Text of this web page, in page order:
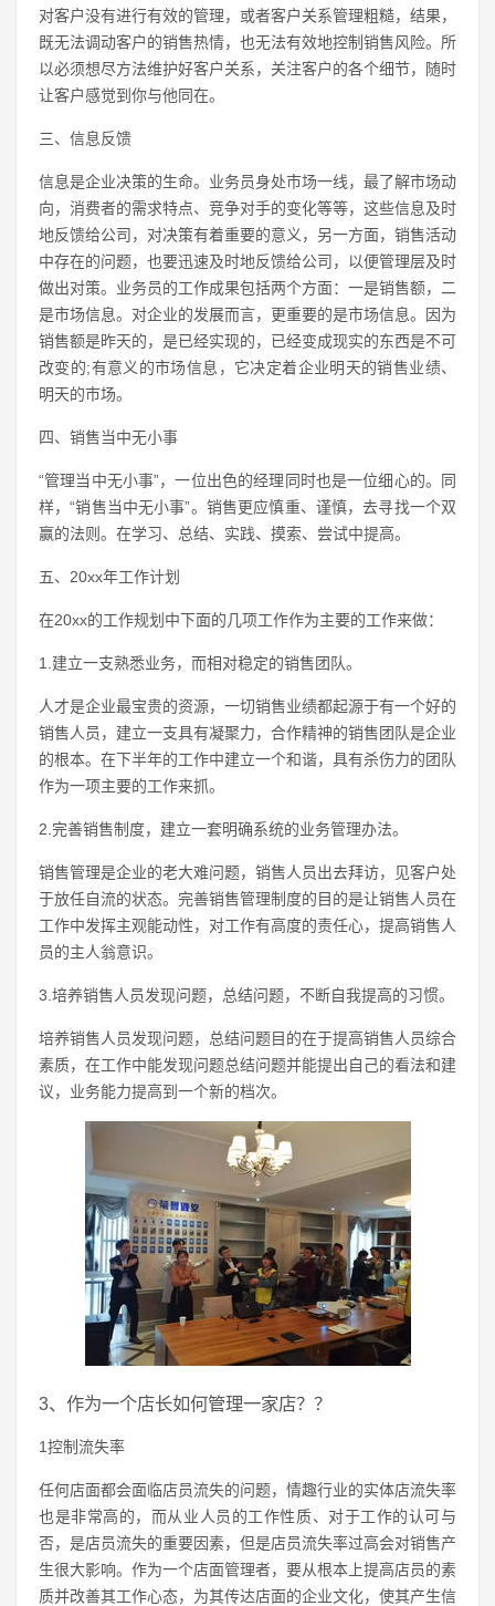
对客户没有进行有效的管理，或者客户关系管理粗糙，结果，
既无法调动客户的销售热情，也无法有效地控制销售风险。所
以必须想尽方法维护好客户关系，关注客户的各个细节，随时
让客户感觉到你与他同在。
三、信息反馈
信息是企业决策的生命。业务员身处市场一线，最了解市场动
向，消费者的需求特点、竞争对手的变化等等，这些信息及时
地反馈给公司，对决策有着重要的意义，另一方面，销售活动
中存在的问题，也要迅速及时地反馈给公司，以便管理层及时
做出对策。业务员的工作成果包括两个方面：一是销售额，二
是市场信息。对企业的发展而言，更重要的是市场信息。因为
销售额是昨天的，是已经实现的，已经变成现实的东西是不可
改变的;有意义的市场信息，它决定着企业明天的销售业绩、
明天的市场。
四、销售当中无小事
“管理当中无小事”，一位出色的经理同时也是一位细心的。同
样，“销售当中无小事”。销售更应慎重、谨慎，去寻找一个双
赢的法则。在学习、总结、实践、摸索、尝试中提高。
五、20xx年工作计划
在20xx的工作规划中下面的几项工作作为主要的工作来做：
1.建立一支熟悉业务，而相对稳定的销售团队。
人才是企业最宝贵的资源，一切销售业绩都起源于有一个好的
销售人员，建立一支具有凝聚力，合作精神的销售团队是企业
的根本。在下半年的工作中建立一个和谐，具有杀伤力的团队
作为一项主要的工作来抓。
2.完善销售制度，建立一套明确系统的业务管理办法。
销售管理是企业的老大难问题，销售人员出去拜访，见客户处
于放任自流的状态。完善销售管理制度的目的是让销售人员在
工作中发挥主观能动性，对工作有高度的责任心，提高销售人
员的主人翁意识。
3.培养销售人员发现问题，总结问题，不断自我提高的习惯。
培养销售人员发现问题，总结问题目的在于提高销售人员综合
素质，在工作中能发现问题总结问题并能提出自己的看法和建
议，业务能力提高到一个新的档次。
3、作为一个店长如何管理一家店？？
1控制流失率
任何店面都会面临店员流失的问题，情趣行业的实体店流失率
也是非常高的，而从业人员的工作性质、对于工作的认可与
否，是店员流失的重要因素，但是店员流失率过高会对销售产
生很大影响。作为一个店面管理者，要从根本上提高店员的素
质并改善其工作心态，为其传达店面的企业文化，使其产生信